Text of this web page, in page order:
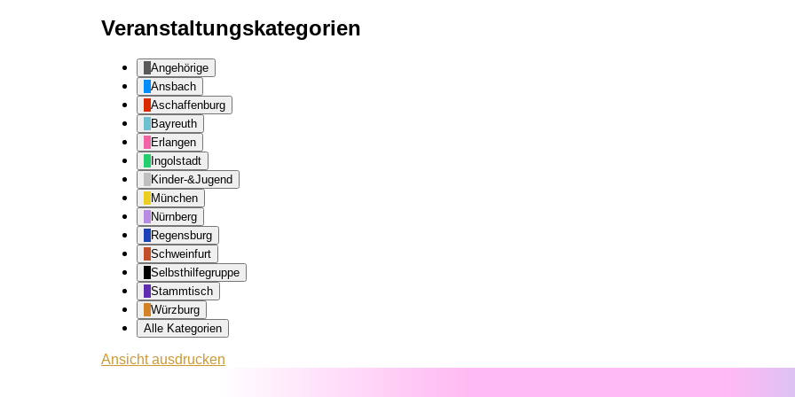
Veranstaltungskategorien
Angehörige
Ansbach
Aschaffenburg
Bayreuth
Erlangen
Ingolstadt
Kinder-&Jugend
München
Nürnberg
Regensburg
Schweinfurt
Selbsthilfegruppe
Stammtisch
Würzburg
Alle Kategorien
Ansichtausdrucken